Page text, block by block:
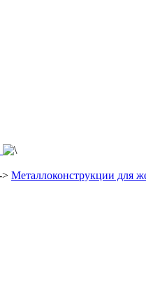
Металлоконструкции для